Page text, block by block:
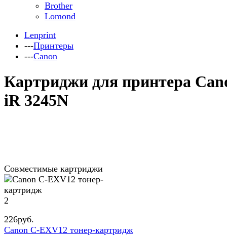
Brother
Lomond
Lenprint
---Принтеры
---Canon
Картриджи для принтера
iR 3245N
Совместимые картриджи
2
226руб.
Canon C-EXV12 тонер-картридж